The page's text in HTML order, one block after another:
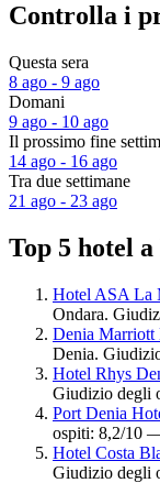
Controlla i
Questa sera
8 ago - 9 ago
Domani
9 ago - 10 ago
Il prossimo fine
14 ago - 16 ago
Tra due settimane
21 ago - 23 ago
Top 5 hotel
Hotel ASA La
Ondara.
Denia Marriott
Denia.
Hotel Rhys
Giudizio degli
Port Denia
ospiti: 8,2/10
Hotel Costa
Giudizio degli